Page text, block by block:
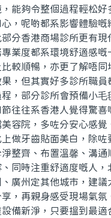
夠令整個過程輕松好
，呢啲都系影響體驗
分香港商場診所更有現
度都系環境舒適感嘅
較順暢，亦更了解唔
，但其實好多診所職
部分診所會預備小毛
往往系香港人覺得驚
容院，多咗分安心感覺
牙齒貼面美白，除咗
整齊、布置溫馨、溝
同時注重舒適度嘅人
州定其他城市，建議
，再親身感受現場氣
備新淨，只要搵到最